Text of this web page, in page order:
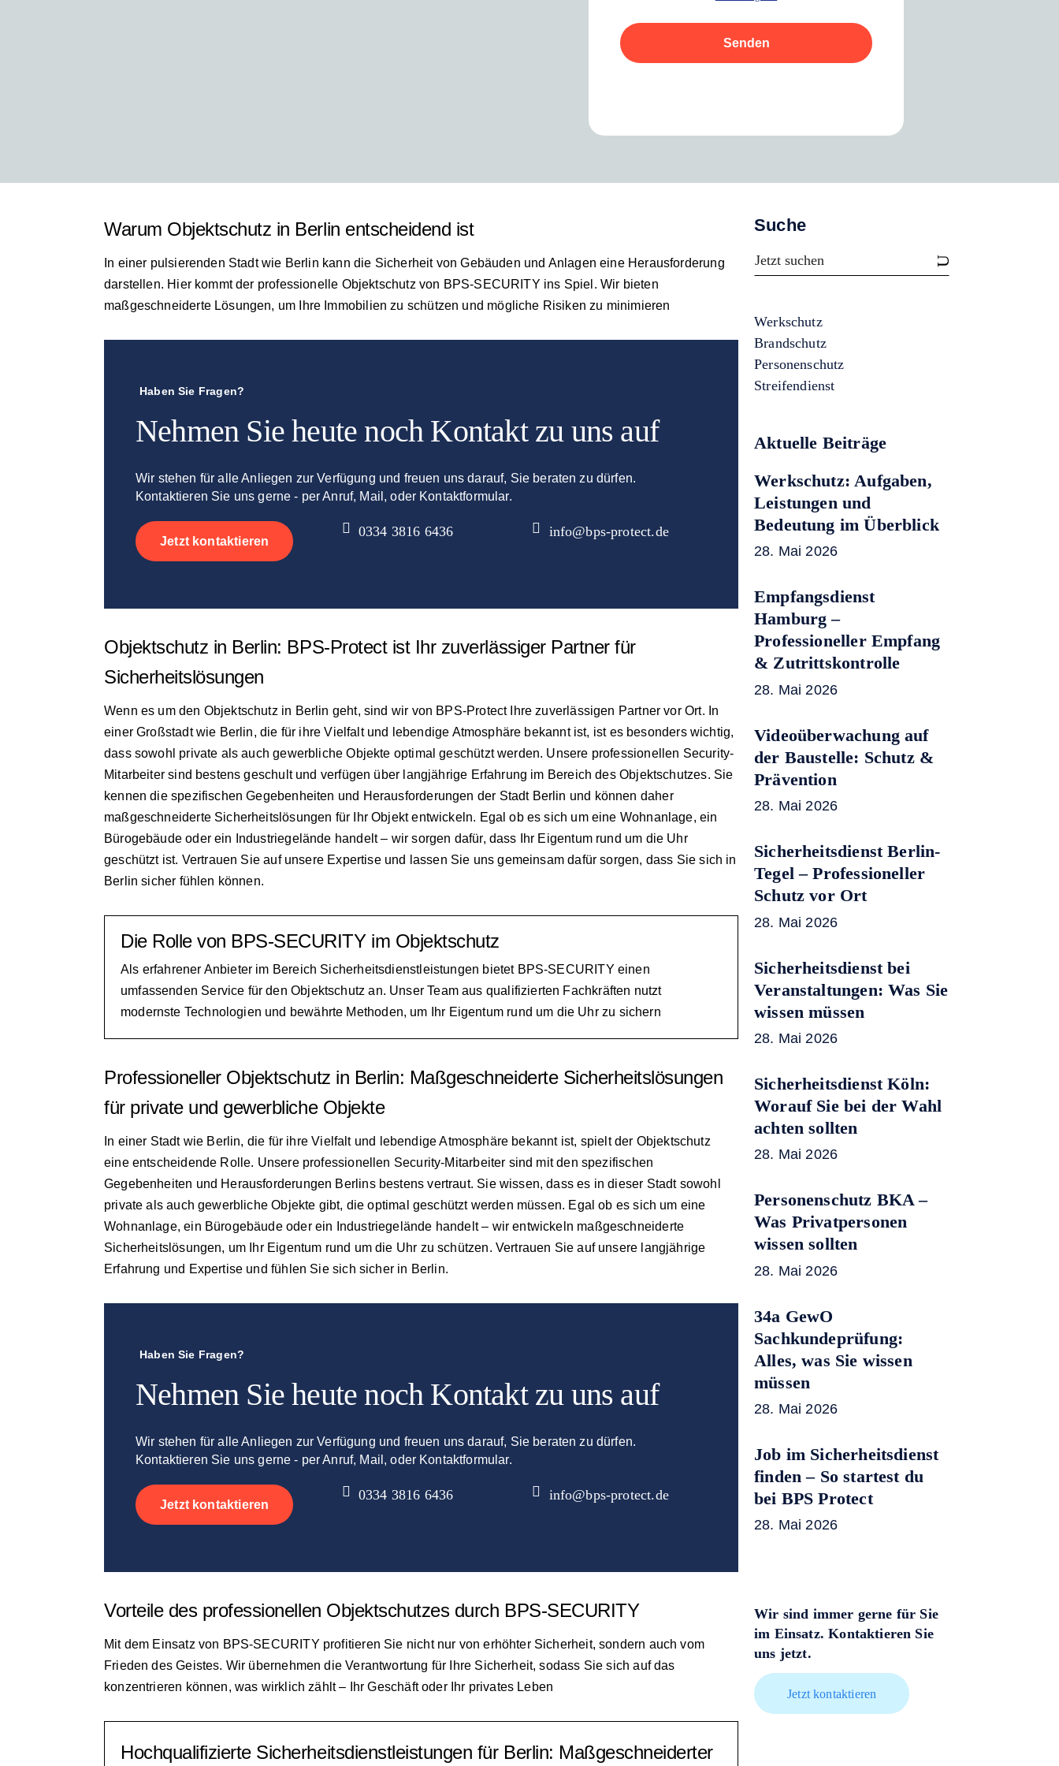
Senden
Warum Objektschutz in Berlin entscheidend ist
In einer pulsierenden Stadt wie Berlin kann die Sicherheit von Gebäuden und Anlagen eine Herausforderung
darstellen. Hier kommt der professionelle Objektschutz von BPS-SECURITY ins Spiel. Wir bieten
maßgeschneiderte Lösungen, um Ihre Immobilien zu schützen und mögliche Risiken zu minimieren
Haben Sie Fragen?
Nehmen Sie heute noch Kontakt zu uns auf
Wir stehen für alle Anliegen zur Verfügung und freuen uns darauf, Sie beraten zu dürfen.
Kontaktieren Sie uns gerne - per Anruf, Mail, oder Kontaktformular.
Jetzt kontaktieren
0334 3816 6436 info@bps-protect.de
Objektschutz in Berlin: BPS-Protect ist Ihr zuverlässiger Partner für
Sicherheitslösungen
Wenn es um den Objektschutz in Berlin geht, sind wir von BPS-Protect Ihre zuverlässigen Partner vor Ort. In
einer Großstadt wie Berlin, die für ihre Vielfalt und lebendige Atmosphäre bekannt ist, ist es besonders wichtig,
dass sowohl private als auch gewerbliche Objekte optimal geschützt werden. Unsere professionellen Security-
Mitarbeiter sind bestens geschult und verfügen über langjährige Erfahrung im Bereich des Objektschutzes. Sie
kennen die spezifischen Gegebenheiten und Herausforderungen der Stadt Berlin und können daher
maßgeschneiderte Sicherheitslösungen für Ihr Objekt entwickeln. Egal ob es sich um eine Wohnanlage, ein
Bürogebäude oder ein Industriegelände handelt – wir sorgen dafür, dass Ihr Eigentum rund um die Uhr
geschützt ist. Vertrauen Sie auf unsere Expertise und lassen Sie uns gemeinsam dafür sorgen, dass Sie sich in
Berlin sicher fühlen können.
Die Rolle von BPS-SECURITY im Objektschutz
Als erfahrener Anbieter im Bereich Sicherheitsdienstleistungen bietet BPS-SECURITY einen
umfassenden Service für den Objektschutz an. Unser Team aus qualifizierten Fachkräften nutzt
modernste Technologien und bewährte Methoden, um Ihr Eigentum rund um die Uhr zu sichern
Professioneller Objektschutz in Berlin: Maßgeschneiderte Sicherheitslösungen
für private und gewerbliche Objekte
In einer Stadt wie Berlin, die für ihre Vielfalt und lebendige Atmosphäre bekannt ist, spielt der Objektschutz
eine entscheidende Rolle. Unsere professionellen Security-Mitarbeiter sind mit den spezifischen
Gegebenheiten und Herausforderungen Berlins bestens vertraut. Sie wissen, dass es in dieser Stadt sowohl
private als auch gewerbliche Objekte gibt, die optimal geschützt werden müssen. Egal ob es sich um eine
Wohnanlage, ein Bürogebäude oder ein Industriegelände handelt – wir entwickeln maßgeschneiderte
Sicherheitslösungen, um Ihr Eigentum rund um die Uhr zu schützen. Vertrauen Sie auf unsere langjährige
Erfahrung und Expertise und fühlen Sie sich sicher in Berlin.
Haben Sie Fragen?
Nehmen Sie heute noch Kontakt zu uns auf
Wir stehen für alle Anliegen zur Verfügung und freuen uns darauf, Sie beraten zu dürfen.
Kontaktieren Sie uns gerne - per Anruf, Mail, oder Kontaktformular.
Jetzt kontaktieren
0334 3816 6436 info@bps-protect.de
Vorteile des professionellen Objektschutzes durch BPS-SECURITY
Mit dem Einsatz von BPS-SECURITY profitieren Sie nicht nur von erhöhter Sicherheit, sondern auch vom
Frieden des Geistes. Wir übernehmen die Verantwortung für Ihre Sicherheit, sodass Sie sich auf das
konzentrieren können, was wirklich zählt – Ihr Geschäft oder Ihr privates Leben
Hochqualifizierte Sicherheitsdienstleistungen für Berlin: Maßgeschneiderter
Suche
Werkschutz
Brandschutz
Personenschutz
Streifendienst
Aktuelle Beiträge
Werkschutz: Aufgaben,
Leistungen und
Bedeutung im Überblick
28. Mai 2026
Empfangsdienst
Hamburg –
Professioneller Empfang
& Zutrittskontrolle
28. Mai 2026
Videoüberwachung auf
der Baustelle: Schutz &
Prävention
28. Mai 2026
Sicherheitsdienst Berlin-
Tegel – Professioneller
Schutz vor Ort
28. Mai 2026
Sicherheitsdienst bei
Veranstaltungen: Was Sie
wissen müssen
28. Mai 2026
Sicherheitsdienst Köln:
Worauf Sie bei der Wahl
achten sollten
28. Mai 2026
Personenschutz BKA –
Was Privatpersonen
wissen sollten
28. Mai 2026
34a GewO
Sachkundeprüfung:
Alles, was Sie wissen
müssen
28. Mai 2026
Job im Sicherheitsdienst
finden – So startest du
bei BPS Protect
28. Mai 2026
Wir sind immer gerne für Sie
im Einsatz. Kontaktieren Sie
uns jetzt.
Jetzt kontaktieren